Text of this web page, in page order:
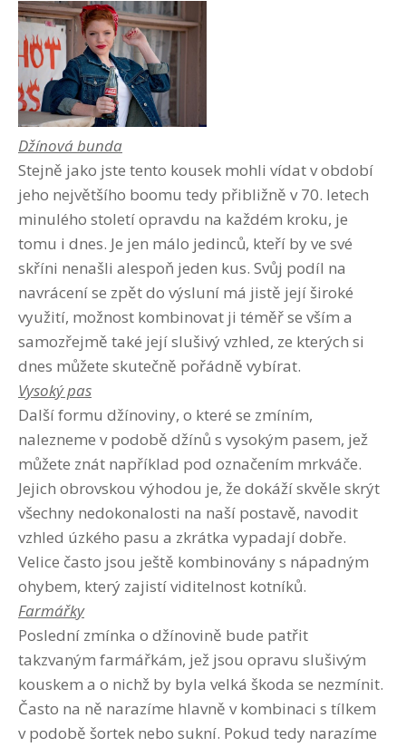
Džínová bunda
Stejně jako jste tento kousek mohli vídat v období
jeho největšího boomu tedy přibližně v 70. letech
minulého století opravdu na každém kroku, je
tomu i dnes. Je jen málo jedinců, kteří by ve své
skříni nenašli alespoň jeden kus. Svůj podíl na
navrácení se zpět do výsluní má jistě její široké
využití, možnost kombinovat ji téměř se vším a
samozřejmě také její slušivý vzhled, ze kterých si
dnes můžete skutečně pořádně vybírat.
Vysoký pas
Další formu džínoviny, o které se zmíním,
nalezneme v podobě džínů s vysokým pasem, jež
můžete znát například pod označením mrkváče.
Jejich obrovskou výhodou je, že dokáží skvěle skrýt
všechny nedokonalosti na naší postavě, navodit
vzhled úzkého pasu a zkrátka vypadají dobře.
Velice často jsou ještě kombinovány s nápadným
ohybem, který zajistí viditelnost kotníků.
Farmářky
Poslední zmínka o džínovině bude patřit
takzvaným farmářkám, jež jsou opravu slušivým
kouskem a o nichž by byla velká škoda se nezmínit.
Často na ně narazíme hlavně v kombinaci s tílkem
v podobě šortek nebo sukní. Pokud tedy narazíme